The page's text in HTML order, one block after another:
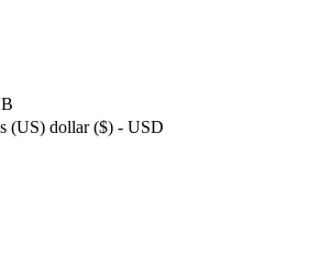
(US) dollar ($) - USD